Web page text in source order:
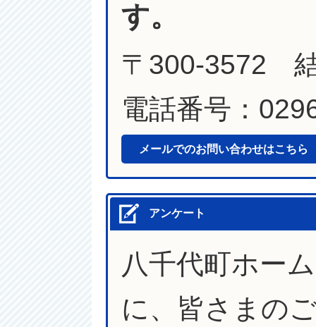
す。
〒300-3572
電話番号：
メールでのお問い合わせはこちら
アンケート
八千代町ホー
に、皆さまの